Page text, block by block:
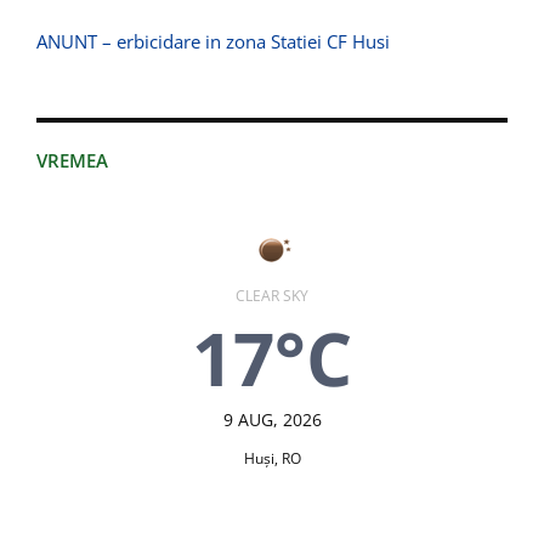
ANUNT – erbicidare in zona Statiei CF Husi
VREMEA
CLEAR SKY
17°C
9 AUG, 2026
Huşi, RO